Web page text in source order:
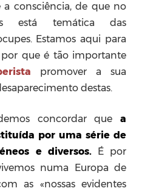
a consciência, de que no
está temática das
Estamos aqui para
que é tão importante
promover a sua
destas.
concordar que a
por uma série de
e diversos.É por
numa Europa de
as «nossas evidentes